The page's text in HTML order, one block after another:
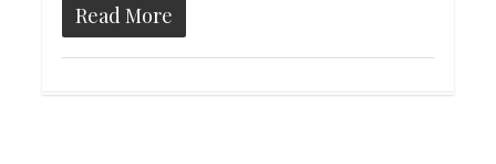
Read More